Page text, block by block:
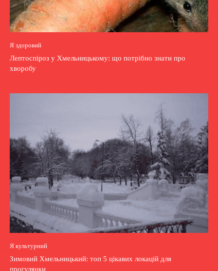
Я здоровий
Лептоспіроз у Хмельницькому: що потрібно знати про
хворобу
Я культурний
Зимовий Хмельницький: топ 5 цікавих локацій для
прогулянки